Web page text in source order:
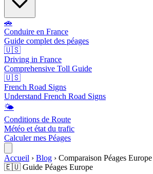
🚗
Conduire en France
Guide complet des péages
🇺🇸
Driving in France
Comprehensive Toll Guide
🇺🇸
French Road Signs
Understand French Road Signs
🌤️
Conditions de Route
Météo et état du trafic
Calculer mes Péages
Accueil › Blog › Comparaison Péages Europe
🇪🇺 Guide Péages Europe